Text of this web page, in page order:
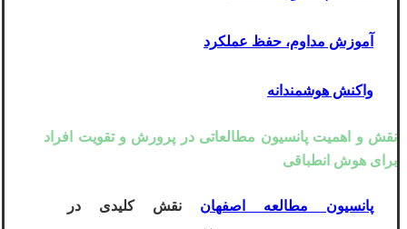
آموزش مداوم، حفظ عملکرد
واکنش هوشمندانه
نقش و اهمیت پانسیون مطالعاتی در پرورش و تقویت افراد
برای هوش انطباقی
پانسیون مطالعه اصفهان نقش کلیدی در